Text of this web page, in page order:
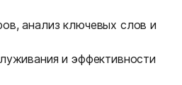
анализ ключевых слов и
и эффективности